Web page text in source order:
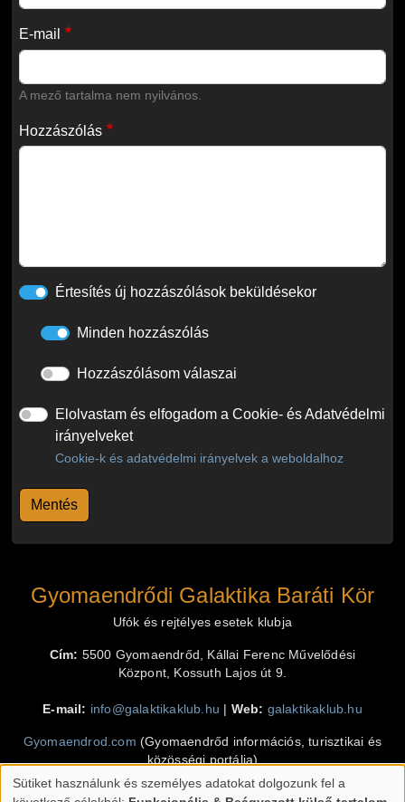
E-mail
A mező tartalma nem nyilvános.
Hozzászólás
Értesítés új hozzászólások beküldésekor
Minden hozzászólás
Hozzászólásom válaszai
Elolvastam és elfogadom a Cookie- és Adatvédelmi
irányelveket
Cookie-k és adatvédelmi irányelvek a weboldalhoz
Gyomaendrődi Galaktika Baráti Kör
Ufók és rejtélyes esetek klubja
Cím: 5500 Gyomaendrőd, Kállai Ferenc Művelődési
Központ, Kossuth Lajos út 9.
E-mail: info@galaktikaklub.hu Web: galaktikaklub.hu
Gyomaendrod.com (Gyomaendrőd információs, turisztikai és
közösségi portálja)
(programozás, design, grafika)
Sütiket használunk és személyes adatokat dolgozunk fel a